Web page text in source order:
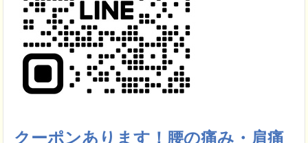
クーポンあります！腰の痛み・肩痛